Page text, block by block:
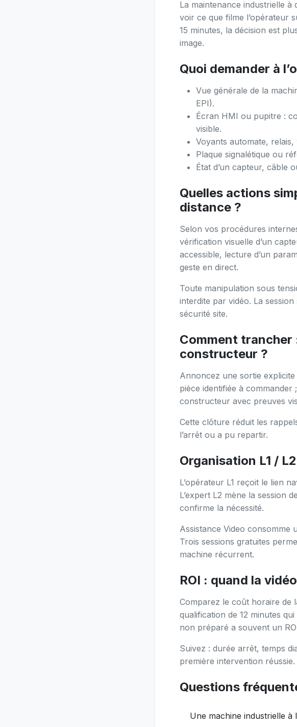
La maintenance industrielle à
voir ce que filme l’opérateur
15 minutes, la décision est
image.
Quoi demander à
Vue générale de la
EPI).
Écran HMI ou pupitre :
visible.
Voyants automate,
Plaque signalétique ou
État d’un capteur, câble
Quelles actions
distance ?
Selon vos procédures
vérification visuelle d’un
accessible, lecture d’un
geste en direct.
Toute manipulation sous
interdite par vidéo. La
sécurité site.
Comment trancher
constructeur ?
Annoncez une sortie
pièce identifiée à
constructeur avec preuves
Cette clôture réduit les
l’arrêt ou a pu repartir.
Organisation L1 /
L’opérateur L1 reçoit le lien
L’expert L2 mène la session
confirme la nécessité.
Assistance Video consomme
Trois sessions gratuites
machine récurrent.
ROI : quand la
Comparez le coût horaire de
qualification de 12 minutes
non préparé a souvent un
Suivez : durée arrêt, temps
première intervention réussie.
Questions
Une machine industrielle à